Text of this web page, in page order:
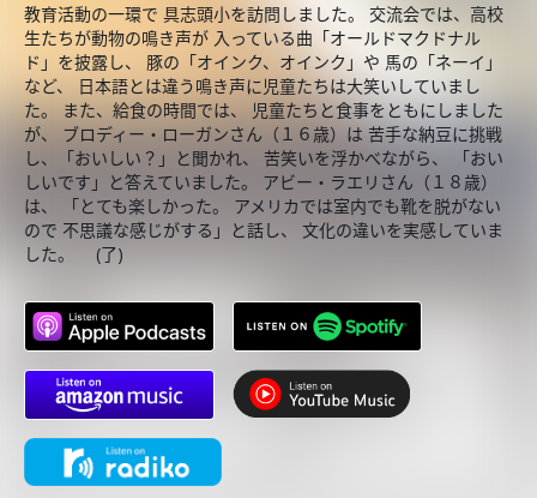
教育活動の一環で 具志頭小を訪問しました。 交流会では、高校
生たちが動物の鳴き声が 入っている曲「オールドマクドナル
ド」を披露し、 豚の「オインク、オインク」や 馬の「ネーイ」
など、 日本語とは違う鳴き声に児童たちは大笑いしていまし
た。 また、給食の時間では、 児童たちと食事をともにしました
が、 ブロディー・ローガンさん（１６歳）は 苦手な納豆に挑戦
し、「おいしい？」と聞かれ、 苦笑いを浮かべながら、 「おい
しいです」と答えていました。 アビー・ラエリさん（１８歳）
は、 「とても楽しかった。 アメリカでは室内でも靴を脱がない
ので 不思議な感じがする」と話し、 文化の違いを実感していま
した。 (了)